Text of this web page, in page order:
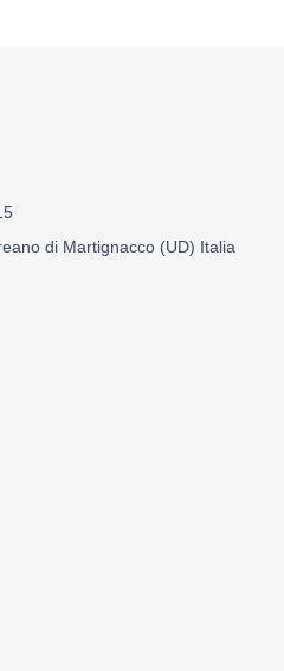
di Martignacco (UD) Italia